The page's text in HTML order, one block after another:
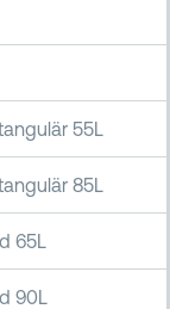
55L
85L
65L
90L